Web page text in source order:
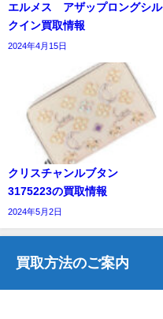
エルメス アザップロングシル
クイン買取情報
2024年4月15日
クリスチャンルブタン
3175223の買取情報
2024年5月2日
買取方法のご案内